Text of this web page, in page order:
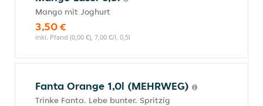
Mango mit Joghurt
3,50 €
inkl. Pfand (0,00 €), 7,00 €/l, 0,5l
Fanta Orange 1,0l (MEHRWEG)
Trinke Fanta. Lebe bunter. Spritzig